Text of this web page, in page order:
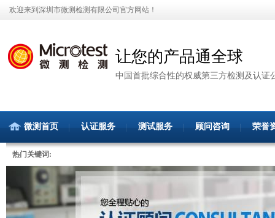
欢迎来到深圳市微测检测有限公司官方网站！
让您的产品通全球
中国首批综合性的权威第三方检测及认证
微测首页 认证服务 测试服务 顾问咨询 荣誉
热门关键词: